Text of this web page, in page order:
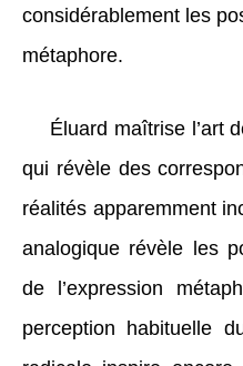
considérablement les
métaphore.
Éluard maîtrise l’art
qui révèle des
réalités apparemment
analogique révèle les
de l’expression
perception habituelle